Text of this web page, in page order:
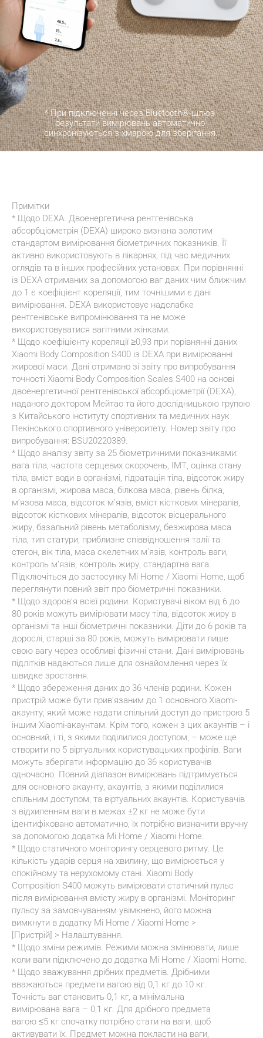
* При підключенні через Bluetooth®-шлюз
результати вимірювань автоматично
синхронізуються з хмарою для зберігання.
Примітки
* Щодо DEXA. Двоенергетична рентгенівська
абсорбціометрія (DEXA) широко визнана золотим
стандартом вимірювання біометричних показників. Її
активно використовують в лікарнях, під час медичних
оглядів та в інших професійних установах. При порівнянні
із DEXA отриманих за допомогою ваг даних чим ближчим
до 1 є коефіцієнт кореляції, тим точнішими є дані
вимірювання. DEXA використовує надслабке
рентгенівське випромінювання та не може
використовуватися вагітними жінками.
* Щодо коефіцієнту кореляції ≥0,93 при порівнянні даних
Xiaomi Body Composition S400 із DEXA при вимірюванні
жирової маси. Дані отримано зі звіту про випробування
точності Xiaomi Body Composition Scales S400 на основі
двоенергетичної рентгенівської абсорбціометрії (DEXA),
наданого доктором Мейтао та його дослідницькою групою
з Китайського інституту спортивних та медичних наук
Пекінського спортивного університету. Номер звіту про
випробування: BSU20220389.
* Щодо аналізу звіту за 25 біометричними показниками:
вага тіла, частота серцевих скорочень, ІМТ, оцінка стану
тіла, вміст води в організмі, гідратація тіла, відсоток жиру
в організмі, жирова маса, білкова маса, рівень білка,
м’язова маса, відсоток м’язів, вміст кісткових мінералів,
відсоток кісткових мінералів, відсоток вісцерального
жиру, базальний рівень метаболізму, безжирова маса
тіла, тип статури, приблизне співвідношення талії та
стегон, вік тіла, маса скелетних м’язів, контроль ваги,
контроль м’язів, контроль жиру, стандартна вага.
Підключіться до застосунку Mi Home / Xiaomi Home, щоб
переглянути повний звіт про біометричні показники.
* Щодо здоров’я всієї родини. Користувачі віком від 6 до
80 років можуть вимірювати масу тіла, відсоток жиру в
організмі та інші біометричні показники. Діти до 6 років та
дорослі, старші за 80 років, можуть вимірювати лише
свою вагу через особливі фізичні стани. Дані вимірювань
підлітків надаються лише для ознайомлення через їх
швидке зростання.
* Щодо збереження даних до 36 членів родини. Кожен
пристрій може бути прив’язаним до 1 основного Xiaomi-
акаунту, який може надати спільний доступ до пристрою 5
іншим Xiaomi-акаунтам. Крім того, кожен з цих акаунтів – і
основний, і ті, з якими поділилися доступом, – може ще
створити по 5 віртуальних користувацьких профілів. Ваги
можуть зберігати інформацію до 36 користувачів
одночасно. Повний діапазон вимірювань підтримується
для основного акаунту, акаунтів, з якими поділилися
спільним доступом, та віртуальних акаунтів. Користувачів
з відхиленням ваги в межах ±2 кг не може бути
ідентифіковано автоматично, їх потрібно визначити вручну
за допомогою додатка Mi Home / Xiaomi Home.
* Щодо статичного моніторингу серцевого ритму. Це
кількість ударів серця на хвилину, що вимірюється у
спокійному та нерухомому стані. Xiaomi Body
Composition S400 можуть вимірювати статичний пульс
після вимірювання вмісту жиру в організмі. Моніторинг
пульсу за замовчуванням увімкнено, його можна
вимкнути в додатку Mi Home / Xiaomi Home >
[Пристрій] > Налаштування.
* Щодо зміни режимів. Режими можна змінювати, лише
коли ваги підключено до додатка Mi Home / Xiaomi Home.
* Щодо зважування дрібних предметів. Дрібними
вважаються предмети вагою від 0,1 кг до 10 кг.
Точність ваг становить 0,1 кг, а мінімальна
вимірювана вага – 0,1 кг. Для дрібного предмета
вагою ≤5 кг спочатку потрібно стати на ваги, щоб
активувати їх. Предмет можна покласти на ваги,